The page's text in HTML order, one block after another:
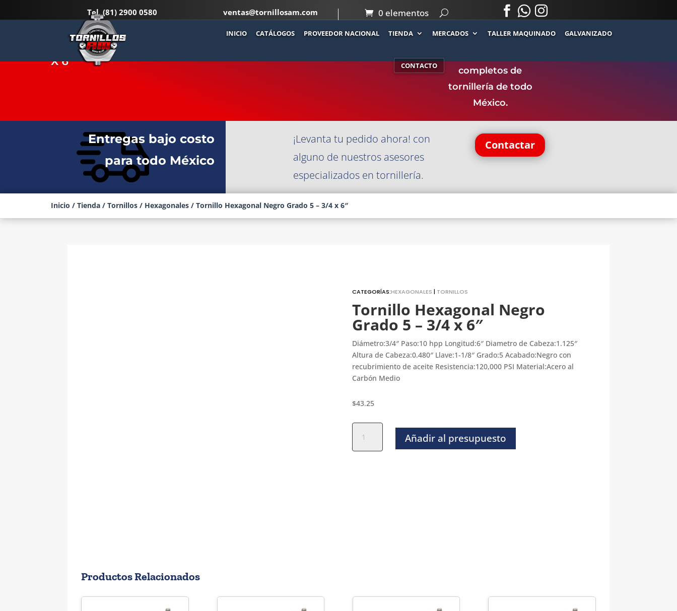
Tel.(81) 2900 0580 ventas@tornillosam.com 0 elementos  . .
INICIO CATÁLOGOS PROVEEDOR NACIONAL TIENDA MERCADOS TALLER MAQUINADO GALVANIZADO
CONTACTO
TORNILLO HEXAGONAL NEGRO GRADO 5 – 3/4
X 6″
Contamos con uno de
completos de
tornillería de todo
México.
Entregas bajo costo
para todo México
¡Levanta tu pedido ahora! con
alguno de nuestros asesores
especializados en tornillería.
Contactar
Inicio / Tienda/ Tornillos/ Hexagonales/ Tornillo Hexagonal Negro Grado 5 – 3/4 x 6″
CATEGORÍAS:HEXAGONALES | TORNILLOS
Tornillo Hexagonal Negro
Grado 5 – 3/4 x 6″
Diámetro:3/4″ Paso:10 hpp Longitud:6″ Diametro de Cabeza:1.125″
Altura de Cabeza:0.480″ Llave:1-1/8″ Grado:5 Acabado:Negro con
recubrimiento de aceite Resistencia:120,000 PSI Material:Acero al
Carbón Medio
$43.25
Hexagonal
Negro
Añadir al presupuesto
Productos Relacionados